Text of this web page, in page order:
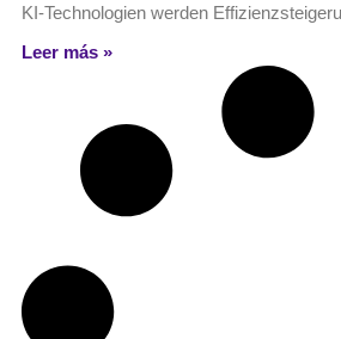
KI-Technologien werden
Leer más »